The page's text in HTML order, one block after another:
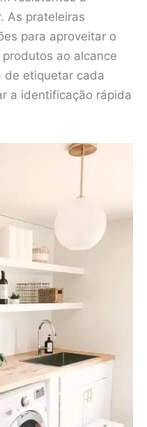
As prateleiras
para aproveitar o
ao alcance
de etiquetar cada
a identificação rápida